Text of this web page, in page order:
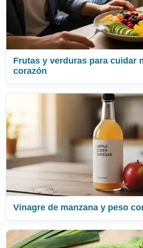
Frutas y verduras para cuidar
corazón
Vinagre de manzana y peso